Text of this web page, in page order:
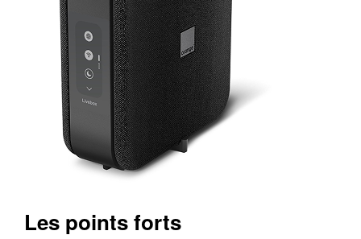
Les points forts